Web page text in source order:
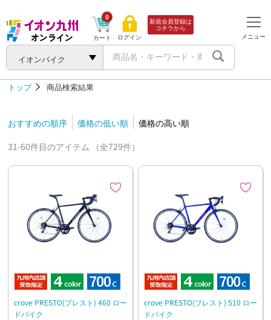
イオンバイク
カート
0
ログイン
新規会員登録は
コチラから
メニュー
トップ 商品検索結果
おすすめの順序 価格の低い順
価格の高い順
31-60件目のアイテム （全729件）
crove PRESTO(プレスト) 460 ロー
ドバイク
crove PRESTO(プレスト) 510 ロー
ドバイク